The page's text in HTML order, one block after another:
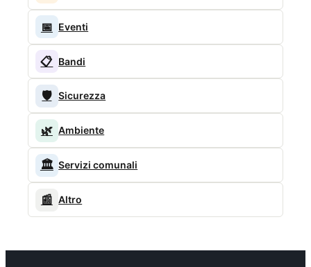
📅 Eventi
📋 Bandi
🛡️ Sicurezza
🌿 Ambiente
🏛️ Servizi comunali
📰 Altro